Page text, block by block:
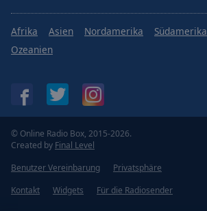
Afrika Asien Nordamerika Südamerika
Ozeanien
© Online Radio Box, 2015-2026.
Created by Final Level
Benutzer Vereinbarung
Privatsphäre
Kontakt
Widgets Für die Radiosender